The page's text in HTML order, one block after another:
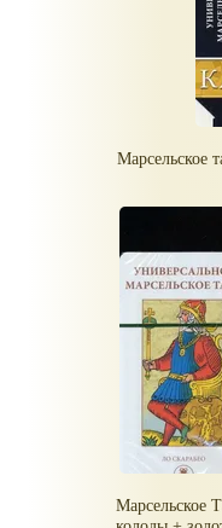
Марсельское
Марсельское